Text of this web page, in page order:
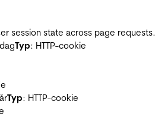
session state across page requests.
Typ: HTTP-cookie
Typ: HTTP-cookie